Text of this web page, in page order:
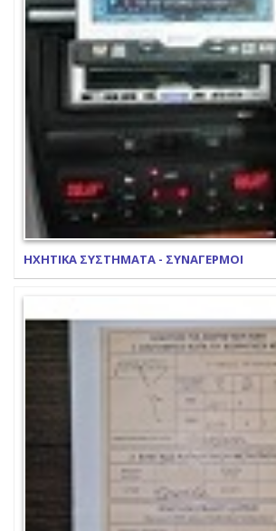
ΗΧΗΤΙΚΑ ΣΥΣΤΗΜΑΤΑ - ΣΥΝΑΓΕΡΜΟΙ